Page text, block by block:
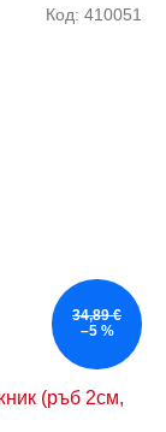
34,89 €
–5 %
(ръб 2см,
Код: 410051